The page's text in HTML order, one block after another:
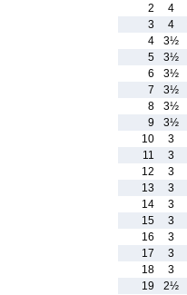
2
4
3
4
4
3½
5
3½
6
3½
7
3½
8
3½
9
3½
10
3
11
3
12
3
13
3
14
3
15
3
16
3
17
3
18
3
19
2½